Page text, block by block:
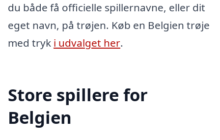
du både få officielle spillernavne, eller dit
eget navn, på trøjen. Køb en Belgien trøje
med tryk i udvalget her.
Store spillere for
Belgien